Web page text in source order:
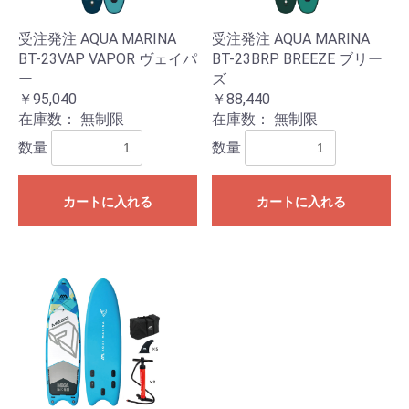
受注発注 AQUA MARINA
BT-23VAP VAPOR ヴェイパ
ー
￥95,040
在庫数： 無制限
数量
カートに入れる
受注発注 AQUA MARINA
BT-23BRP BREEZE ブリー
ズ
￥88,440
在庫数： 無制限
数量
カートに入れる